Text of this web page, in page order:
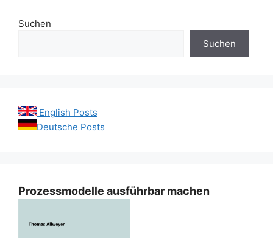
Suchen
Suchen
English Posts
Deutsche Posts
Prozessmodelle ausführbar machen